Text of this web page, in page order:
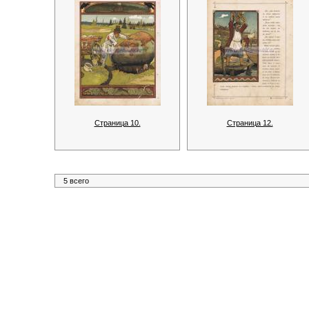
Страница 10. Страница 12.
5 всего